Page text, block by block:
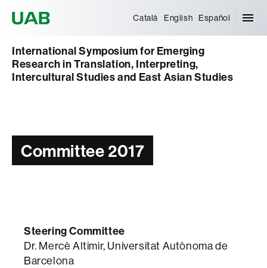
Català English Español
International Symposium for Emerging
Research in Translation, Interpreting,
Intercultural Studies and East Asian Studies
Committee 2017
Steering Committee
Dr. Mercè Altimir, Universitat Autònoma de
Barcelona